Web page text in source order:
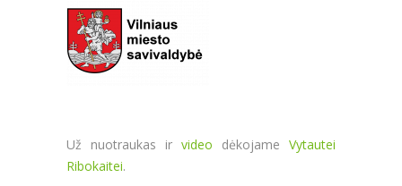
Už nuotraukas ir video dėkojame Vytautei
Ribokaitei.